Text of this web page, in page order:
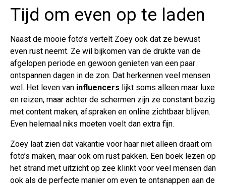
Tijd om even op te laden
Naast de mooie foto’s vertelt Zoey ook dat ze bewust
even rust neemt. Ze wil bijkomen van de drukte van de
afgelopen periode en gewoon genieten van een paar
ontspannen dagen in de zon. Dat herkennen veel mensen
wel. Het leven van influencers lijkt soms alleen maar luxe
en reizen, maar achter de schermen zijn ze constant bezig
met content maken, afspraken en online zichtbaar blijven.
Even helemaal niks moeten voelt dan extra fijn.
Zoey laat zien dat vakantie voor haar niet alleen draait om
foto’s maken, maar ook om rust pakken. Een boek lezen op
het strand met uitzicht op zee klinkt voor veel mensen dan
ook als de perfecte manier om even te ontsnappen aan de